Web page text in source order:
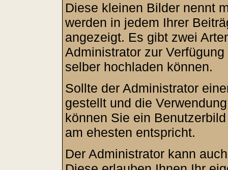
Diese kleinen Bilder nennt
werden in jedem Ihrer
angezeigt. Es gibt zwei
Administrator zur
selber hochladen können.
Sollte der Administrator
gestellt und die
können Sie ein
am ehesten entspricht.
Der Administrator kann